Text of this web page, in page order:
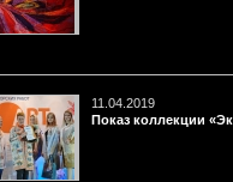
11.04.2019
Показ коллекции